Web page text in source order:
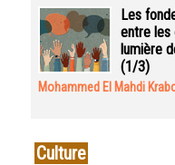
Les
entre les
lumière
(1/3)
Mohammed El Mahdi
Culture